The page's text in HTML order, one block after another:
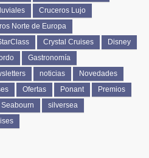
Cruceros Lujo
Norte de Europa
Crystal Cruises
Disney
Gastronomía
noticias
Novedades
Ofertas Ponant
Premios
Seabourn
silversea